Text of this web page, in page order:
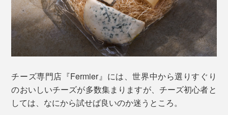
チーズ専門店『Fermier』には、世界中から選りすぐり
のおいしいチーズが多数集まりますが、チーズ初心者と
しては、なにから試せば良いのか迷うところ。